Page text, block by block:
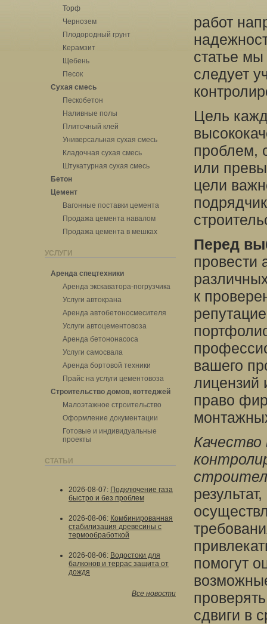
Торф
Чернозем
Плодородный грунт
Керамзит
Щебень
Песок
Сухая смесь
Пескобетон
Наливные полы
Плиточный клей
Универсальная сухая смесь
Кладочная сухая смесь
Штукатурная сухая смесь
Бетон
Цемент
Вагонные поставки цемента
Продажа цемента навалом
Продажа цемента в мешках
УСЛУГИ
Аренда спецтехники
Аренда экскаватора-погрузчика
Услуги автокрана
Аренда автобетоносмесителя
Услуги автоцементовоза
Аренда бетононасоса
Услуги самосвала
Аренда бортовой техники
Прайс на услуги цементовоза
Строительство домов, коттеджей
Малоэтажное строительство
Оформление документации
Готовые и индивидуальные
проекты
СТАТЬИ
2026-08-07: Подключение газа
быстро и без проблем
2026-08-06: Комбинированная
стабилизация древесины с
термообработкой
2026-08-06: Водостоки для
балконов и террас защита от
дождя
Все новости
работ
статье
следует
Цель
проблем,
или
цели
Перед
провести
к
вашего
лицензий
право
помогут
сдвиги в